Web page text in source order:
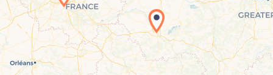
Chargement de la carte en cours...